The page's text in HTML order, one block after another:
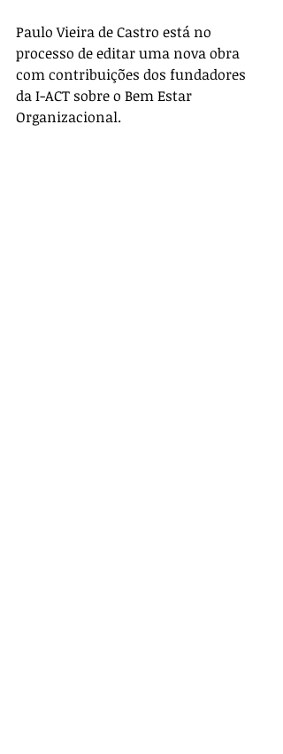
Paulo Vieira de Castro está no
processo de editar uma nova obra
com contribuições dos fundadores
da I-ACT sobre o Bem Estar
Organizacional.